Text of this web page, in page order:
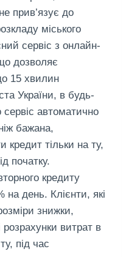
прив’язує до
міського
сервіс з онлайн-
дозволяє
15 хвилин
України, в будь-
автоматично
бажана,
тільки на ту,
початку.
кредиту
на день. Клієнти, які
знижки,
витрат в
під час